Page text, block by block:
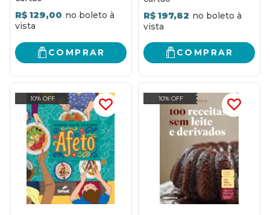
R$ 129,00
COMPRAR
R$ 197,82
COMPRAR
10% OFF 10% OFF